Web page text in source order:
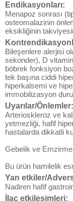
Endikasyonları:
Menapoz sonrası
osteomalazinin
eksikliğinin
Bileşenlere alerjisi
sekonder), D
böbrek fonksiyon
tek başına ciddi
hiperkalsemi ve
immobilizasyon
Uyarılar/Önlemler:
Arterioskleroz ve
yetmezliği, hafif
hastalarda dikkatli
Gebelik ve Emzirme
Bu ürün hamilelik
Yan etkiler/
Nadiren hafif
İlaç etkileşimleri: